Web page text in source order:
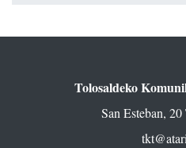
Tolosaldeko
San Esteban,